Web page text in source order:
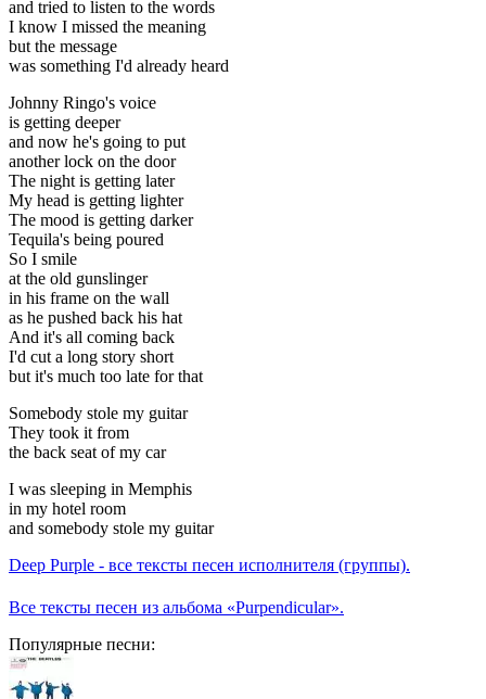
and tried to listen to the words
I know I missed the meaning
but the message
was something I'd already heard
Johnny Ringo's voice
is getting deeper
and now he's going to put
another lock on the door
The night is getting later
My head is getting lighter
The mood is getting darker
Tequila's being poured
So I smile
at the old gunslinger
in his frame on the wall
as he pushed back his hat
And it's all coming back
I'd cut a long story short
but it's much too late for that
Somebody stole my guitar
They took it from
the back seat of my car
I was sleeping in Memphis
in my hotel room
and somebody stole my guitar
Deep Purple - все тексты песен исполнителя (группы).
Все тексты песен из альбома «Purpendicular».
Популярные песни: